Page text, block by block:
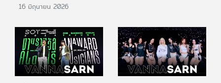
16 มิถุนายน 2026